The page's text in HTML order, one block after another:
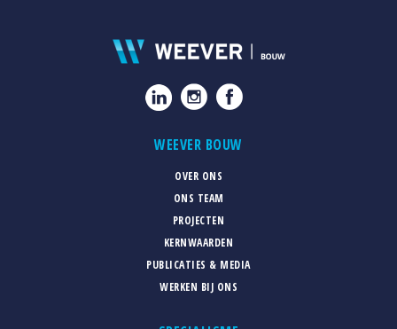
WEEVER BOUW
OVER ONS
ONS TEAM
PROJECTEN
KERNWAARDEN
PUBLICATIES & MEDIA
WERKEN BIJ ONS